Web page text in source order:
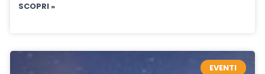
SCOPRI »
EVENTI